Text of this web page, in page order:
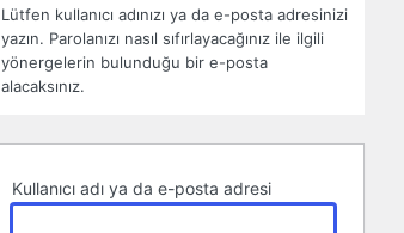
Lütfen kullanıcı adınızı ya da e-posta adresinizi
yazın. Parolanızı nasıl sıfırlayacağınız ile ilgili
yönergelerin bulunduğu bir e-posta
alacaksınız.
Kullanıcı adı ya da e-posta adresi